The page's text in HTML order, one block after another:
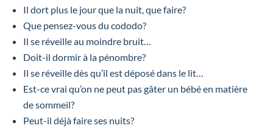
Il dort plus le jour que la nuit, que faire?
Que pensez-vous du cododo?
Il se réveille au moindre bruit…
Doit-il dormir à la pénombre?
Il se réveille dès qu’il est déposé dans le lit…
Est-ce vrai qu’on ne peut pas gâter un bébé en matière
de sommeil?
Peut-il déjà faire ses nuits?